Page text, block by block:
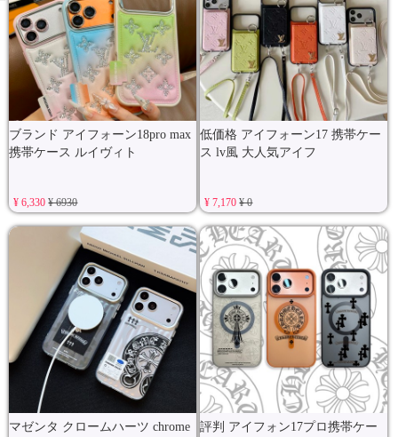
ブランド アイフォーン18pro max
携帯ケース ルイヴィト
¥ 6,330¥ 6930
低価格 アイフォーン17 携帯ケー
ス lv風 大人気アイフ
¥ 7,170¥ 0
マゼンタ クロームハーツ chrome
評判 アイフォン17プロ携帯ケー